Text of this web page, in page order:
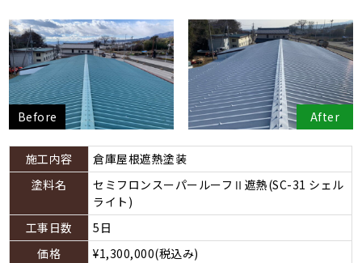
Before After
施工内容
倉庫屋根遮熱塗装
塗料名
セミフロンスーパールーフⅡ遮熱(SC-31 シェル
ライト)
工事日数
5日
価格
¥1,300,000(税込み)